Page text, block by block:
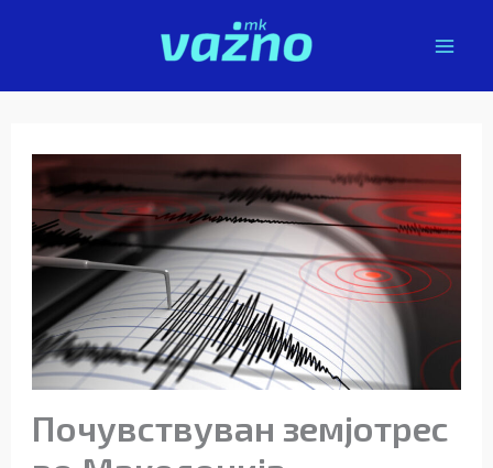
Почувствуван земјотрес